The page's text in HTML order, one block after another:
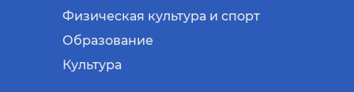
Физическая культура и спорт
Образование
Культура